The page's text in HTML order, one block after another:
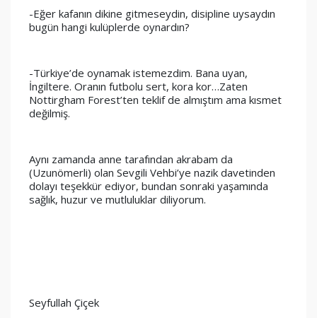
-Eğer kafanın dikine gitmeseydin, disipline uysaydın
bugün hangi kulüplerde oynardın?
-Türkiye’de oynamak istemezdim. Bana uyan,
İngiltere. Oranın futbolu sert, kora kor…Zaten
Nottirgham Forest’ten teklif de almıştım ama kısmet
değilmiş.
Aynı zamanda anne tarafından akrabam da
(Uzunömerli) olan Sevgili Vehbi’ye nazik davetinden
dolayı teşekkür ediyor, bundan sonraki yaşamında
sağlık, huzur ve mutluluklar diliyorum.
Seyfullah Çiçek